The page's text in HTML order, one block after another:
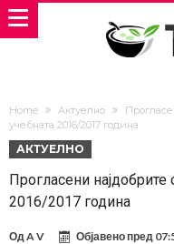
Home Актуелно
учебната 2016/2017 година
АКТУЕЛНО
Прогласени
2016/2017 година
ОдA V Објавено пред